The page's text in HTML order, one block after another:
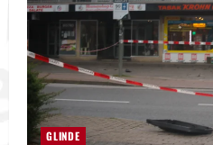
GLINDE